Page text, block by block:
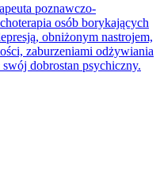
poznawczo-
osób borykających
obniżonym nastrojem,
zaburzeniami odżywiania
dobrostan psychiczny.